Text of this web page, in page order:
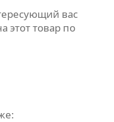
вас
этот товар по